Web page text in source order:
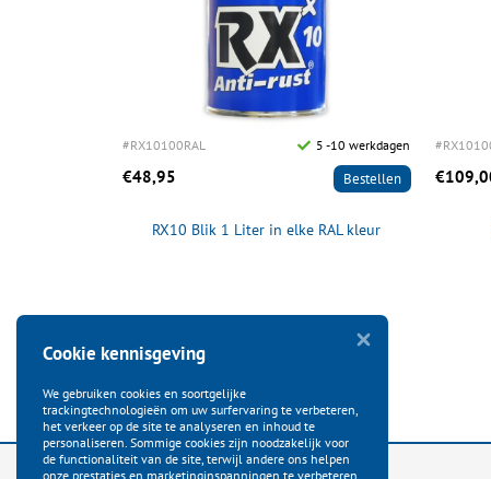
#RX10100RAL 5 -10 werkdagen
€48,95 Bestellen
RX10 Blik 1 Liter in elke RAL kleur
Cookie kennisgeving
We gebruiken cookies en soortgelijke
trackingtechnologieën om uw surfervaring te verbeteren,
het verkeer op de site te analyseren en inhoud te
personaliseren. Sommige cookies zijn noodzakelijk voor
de functionaliteit van de site, terwijl andere ons helpen
onze prestaties en marketinginspanningen te verbeteren.